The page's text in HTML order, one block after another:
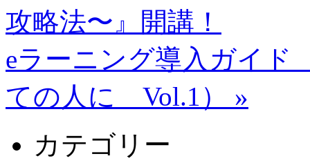
攻略法〜』開講！
eラーニング導入ガイ
ての人に Vol.1） »
カテゴリー